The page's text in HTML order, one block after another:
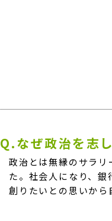
Q.なぜ政治を志
政治とは無縁のサラ
た。社会人になり、
創りたいとの思いから